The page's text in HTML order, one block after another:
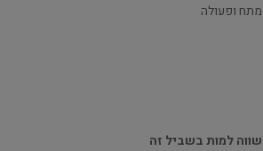
מתח ופעולה
שווה למות בשביל זה